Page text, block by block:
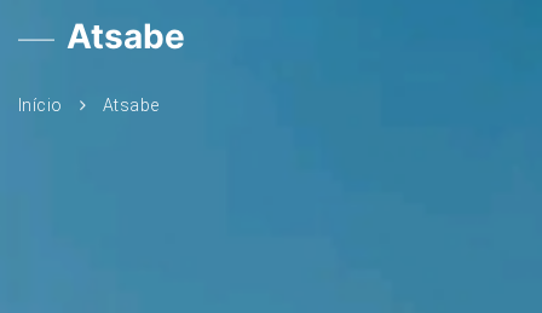
Atsabe
Início Atsabe